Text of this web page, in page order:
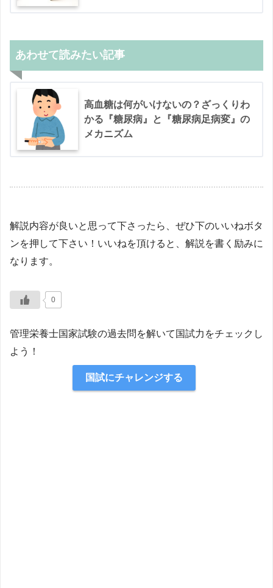
あわせて読みたい記事
高血糖は何がいけないの？ざっくりわ
かる『糖尿病』と『糖尿病足病変』の
メカニズム
解説内容が良いと思って下さったら、ぜひ下のいいねボタ
ンを押して下さい！いいねを頂けると、解説を書く励みに
なります。
0
管理栄養士国家試験の過去問を解いて国試力をチェックし
よう！
国試にチャレンジする